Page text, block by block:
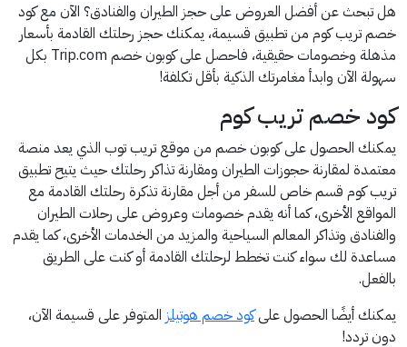
هل تبحث عن أفضل العروض على حجز الطيران والفنادق؟ الآن مع كود
خصم تريب كوم من تطبيق قسيمة، يمكنك حجز رحلتك القادمة بأسعار
مذهلة وخصومات حقيقية، فاحصل على كوبون خصم Trip.com بكل
سهولة الآن وابدأ مغامرتك الذكية بأقل تكلفة!
كود خصم تريب كوم
يمكنك الحصول على كوبون خصم من موقع تريب توب الذي يعد منصة
معتمدة لمقارنة حجوزات الطيران ومقارنة تذاكر رحلتك حيث يتيح تطبيق
تريب كوم قسم خاص للسفر من أجل مقارنة تذكرة رحلتك القادمة مع
المواقع الأخرى، كما أنه يقدم خصومات وعروض على رحلات الطيران
والفنادق وتذاكر المعالم السياحية والمزيد من الخدمات الأخرى، كما يقدم
مساعدة لك سواء كنت تخطط لرحلتك القادمة أو كنت على الطريق
بالفعل.
يمكنك أيضًا الحصول علىكود خصم هوتيلز المتوفر على قسيمة الآن،
دون تردد!